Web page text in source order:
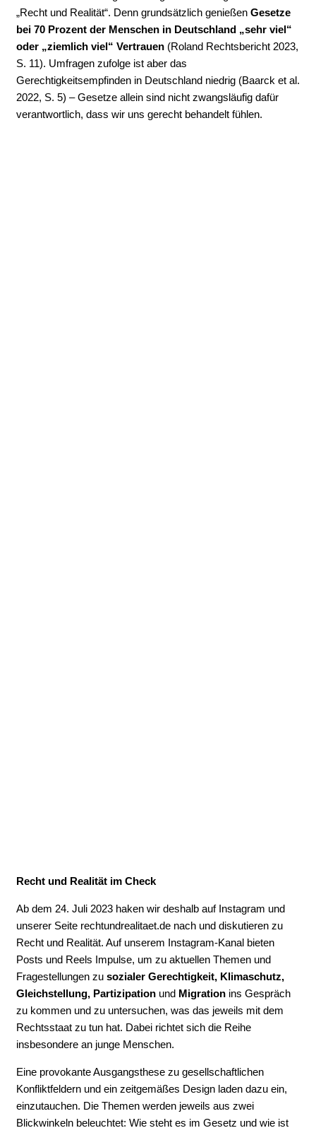
„Recht und Realität“. Denn grundsätzlich genießen Gesetze
bei 70 Prozent der Menschen in Deutschland „sehr viel“
oder „ziemlich viel“ Vertrauen (Roland Rechtsbericht 2023,
S. 11). Umfragen zufolge ist aber das
Gerechtigkeitsempfinden in Deutschland niedrig (Baarck et al.
2022, S. 5) – Gesetze allein sind nicht zwangsläufig dafür
verantwortlich, dass wir uns gerecht behandelt fühlen.
Recht und Realität im Check
Ab dem 24. Juli 2023 haken wir deshalb auf Instagram und
unserer Seite rechtundrealitaet.de nach und diskutieren zu
Recht und Realität. Auf unserem Instagram-Kanal bieten
Posts und Reels Impulse, um zu aktuellen Themen und
Fragestellungen zu sozialer Gerechtigkeit, Klimaschutz,
Gleichstellung, Partizipation und Migration ins Gespräch
zu kommen und zu untersuchen, was das jeweils mit dem
Rechtsstaat zu tun hat. Dabei richtet sich die Reihe
insbesondere an junge Menschen.
Eine provokante Ausgangsthese zu gesellschaftlichen
Konfliktfeldern und ein zeitgemäßes Design laden dazu ein,
einzutauchen. Die Themen werden jeweils aus zwei
Blickwinkeln beleuchtet: Wie steht es im Gesetz und wie ist